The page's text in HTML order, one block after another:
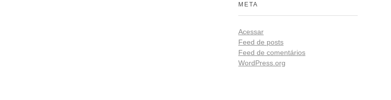
META
Acessar
Feed de posts
Feed de comentários
WordPress.org